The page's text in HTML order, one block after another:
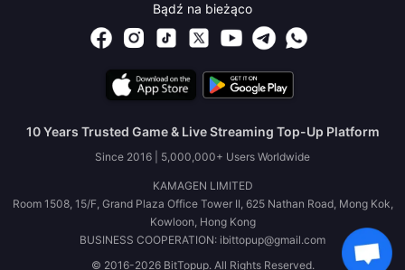
Bądź na bieżąco
10 Years Trusted Game & Live Streaming Top-Up Platform
Since 2016 | 5,000,000+ Users Worldwide
KAMAGEN LIMITED
Room 1508, 15/F, Grand Plaza Office Tower II, 625 Nathan Road, Mong Kok,
Kowloon, Hong Kong
BUSINESS COOPERATION: ibittopup@gmail.com
© 2016-2026 BitTopup. All Rights Reserved.